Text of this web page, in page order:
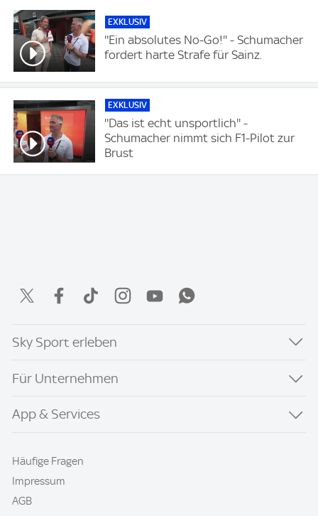
EXKLUSIV
''Ein absolutes No-Go!'' - Schumacher
fordert harte Strafe für Sainz.
EXKLUSIV
''Das ist echt unsportlich'' -
Schumacher nimmt sich F1-Pilot zur
Brust
Sky Sport erleben
Für Unternehmen
App & Services
Häufige Fragen
Impressum
AGB